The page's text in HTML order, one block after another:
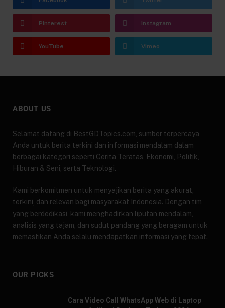
Pinterest Instagram
YouTube Vimeo
ABOUT US
Selamat datang di BestGDTopics.com, sumber terpercaya
Anda untuk berita terkini dan informasi mendalam dalam
berbagai kategori seperti Cerita Teratas, Ekonomi, Politik,
Hiburan & Seni, serta Teknologi.
Kami berkomitmen untuk menyajikan berita yang akurat,
terkini, dan relevan bagi masyarakat Indonesia. Dengan tim
yang berdedikasi, kami menghadirkan liputan mendalam,
analisis yang tajam, dan sudut pandang yang beragam untuk
memastikan Anda selalu mendapatkan informasi yang tepat.
OUR PICKS
Cara Video Call WhatsApp Web di Laptop